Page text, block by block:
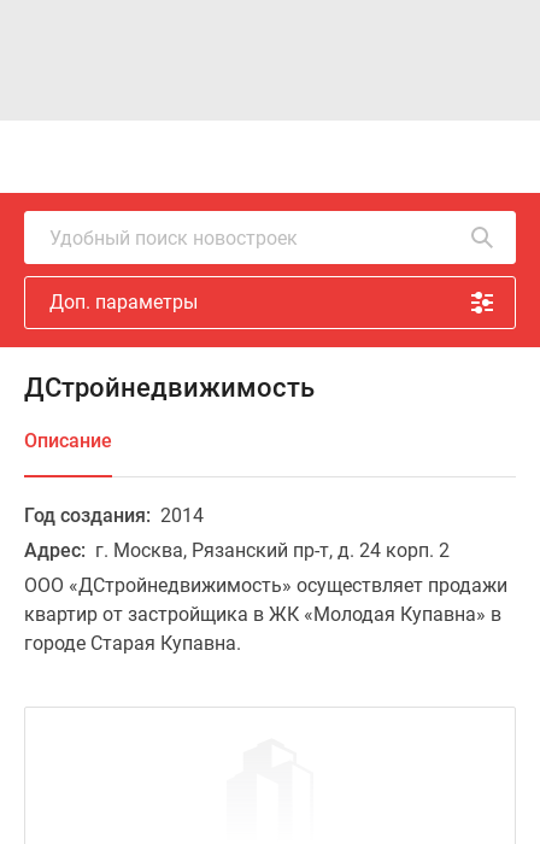
Удобный поиск новостроек
Доп. параметры
ДСтройнедвижимость
Описание
Год создания: 2014
Адрес: г. Москва, Рязанский пр-т, д. 24 корп. 2
ООО «ДСтройнедвижимость» осуществляет продажи
квартир от застройщика в ЖК «Молодая Купавна» в
городе Старая Купавна.